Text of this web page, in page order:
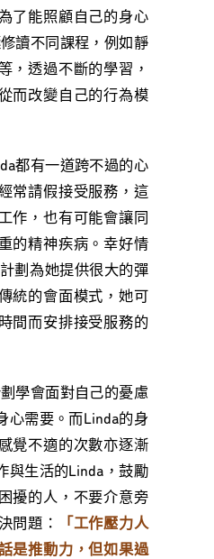
了能照顧自己的身心
讀不同課程，例如靜
，透過不斷的學習，
而改變自己的行為模
都有一道跨不過的心
常請假接受服務，這
作，也有可能會讓同
的精神疾病。幸好情
計劃為她提供很大的彈
統的會面模式，她可
間而安排接受服務的
學會面對自己的憂慮
心需要。而Linda的身
覺不適的次數亦逐漸
與生活的Linda，鼓勵
擾的人，不要介意旁
問題：
「工作壓力人
是推動力，但如果過